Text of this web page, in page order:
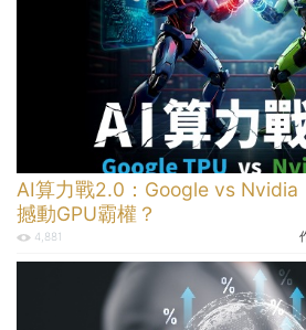
AI算力戰2.0：Google vs Nvidia
撼動GPU霸權？
4,881